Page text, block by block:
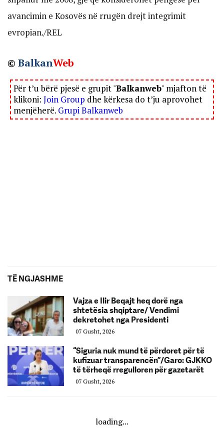
avancimin e Kosovës në rrugën drejt integrimit
evropian./REL
© BalkanWeb
Për t’u bërë pjesë e grupit "Balkanweb" mjafton të
klikoni: Join Group dhe kërkesa do t’ju aprovohet
menjëherë. Grupi Balkanweb
TË NGJASHME
Vajza e Ilir Beqajt heq dorë nga
shtetësia shqiptare/ Vendimi
dekretohet nga Presidenti
07 Gusht, 2026
“Siguria nuk mund të përdoret për të
kufizuar transparencën”/Garo: GJKKO
të tërheqë rregulloren për gazetarët
07 Gusht, 2026
loading...